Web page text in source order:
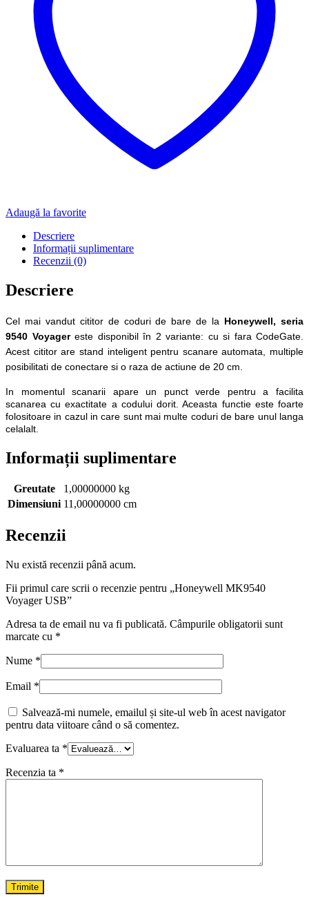
Adaugă la favorite
Descriere
Informații suplimentare
Recenzii (0)
Descriere
Cel mai vandut cititor de coduri de bare de la Honeywell, seria
9540 Voyagereste disponibil în 2 variante: cu si fara CodeGate.
Acest cititor are stand inteligent pentru scanare automata, multiple
posibilitati de conectare si o raza de actiune de 20 cm.
In momentul scanarii apare un punct verde pentru a facilita
scanarea cu exactitate a codului dorit. Aceasta functie este foarte
folositoare in cazul in care sunt mai multe coduri de bare unul langa
celalalt.
Informații suplimentare
Greutate
1,00000000 kg
Dimensiuni 11,00000000 cm
Recenzii
Nu există recenzii până acum.
Fii primul care scrii o recenzie pentru „Honeywell MK9540
Voyager USB”
Adresa ta de email nu va fi publicată. Câmpurile obligatorii sunt
marcate cu *
Nume *
Email *
Salvează-mi numele, emailul și site-ul web în acest navigator
pentru data viitoare când o să comentez.
Evaluarea ta *
Recenzia ta *